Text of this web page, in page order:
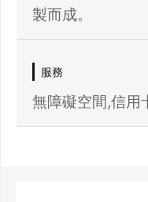
製而成。
服務
無障礙空間,信用